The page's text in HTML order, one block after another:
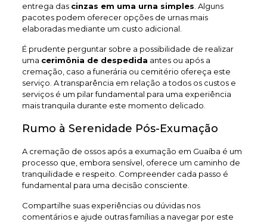
entrega das cinzas em uma urna simples . Alguns
pacotes podem oferecer opções de urnas mais
elaboradas mediante um custo adicional.
É prudente perguntar sobre a possibilidade de realizar
uma cerimônia de despedida antes ou após a
cremação, caso a funerária ou cemitério ofereça este
serviço. A transparência em relação a todos os custos e
serviços é um pilar fundamental para uma experiência
mais tranquila durante este momento delicado.
Rumo à Serenidade Pós-Exumação
A cremação de ossos após a exumação em Guaíba é um
processo que, embora sensível, oferece um caminho de
tranquilidade e respeito. Compreender cada passo é
fundamental para uma decisão consciente.
Compartilhe suas experiências ou dúvidas nos
comentários e ajude outras famílias a navegar por este